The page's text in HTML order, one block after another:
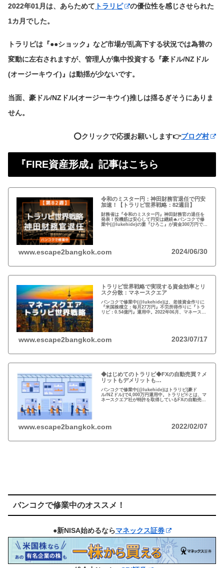
2022年01月は、あらためて トラリピ
の優位性を感じさせられた
1カ月でした。
トラリピは『●●ショック』など市場が乱高下する状況では為替の
変動に左右されますが、管理人が集中投資する『豪ドル/NZドル
(オージーキウイ)』は動揺が少ないです。
当面、豪ドル/NZドル(オージーキウイ)推しは揺るぎそうにありま
せん。
⭕️クリックで応援お願いします👉ブログ村
『FIRE資産形成』記事はこちら
令和のミスター円：神田財務官退任で円安
加速！【トラリピ世界戦略：82週目】
財務省は『令和のミスター円』神田財務官の退任を
発表！投機筋は安心して円安は継続🔥バンコクで修
業中(@lukehide)の妻『ひろこ』が資金300万円で
www.escape2bangkok.com 2024/06/30
トラリピ世界戦略で実現する資金効率とリ
スク分散：マネースクエア
バンコクで修業中(@lukehide)は、老後資金作りに
『米国株積立：毎月27万円』不労所得作りに『トラ
リピ：0.54億円』運用中。2022年06月、マネースク
www.escape2bangkok.com 2023/07/17
◆はじめてのトラリピ◆FXの自動売買？メ
リットもデメリットも…
バンコクで修業中(@lukehide)はトラリピ(豪ド
ル/NZドル)で4,000万円運用中。トラリピ®とは、マ
ネースクエア社が特許を取得しているFXの自動売買
www.escape2bangkok.com 2022/02/07
バンコクで修業中のオススメ！
●新NISA始めるならマネックス証券